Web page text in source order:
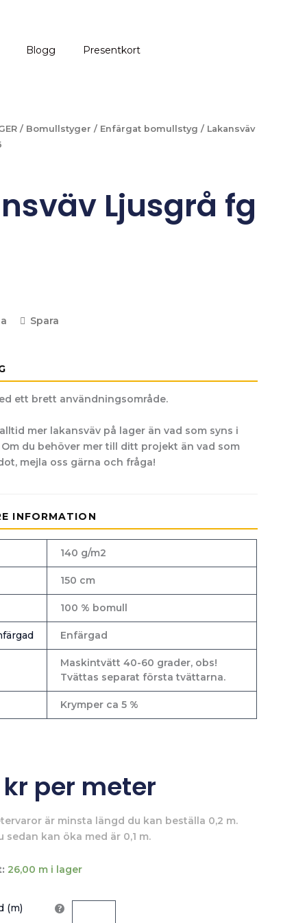
Blogg Presentkort
/ Bomullstyger / Enfärgat bomullstyg / Lakansväv
Ljusgrå fg
Spara
ett brett användningsområde.
mer lakansväv på lager än vad som syns i
du behöver mer till ditt projekt än vad som
mejla oss gärna och fråga!
INFORMATION
140 g/m2
150 cm
100 % bomull
Enfärgad
Maskintvätt 40-60 grader, obs!
Tvättas separat första tvättarna.
Krymper ca 5 %
kr per meter
är minsta längd du kan beställa 0,2 m.
sedan kan öka med är 0,1 m.
26,00 m i lager
(m)